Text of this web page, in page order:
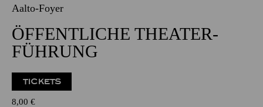
Aalto-Foyer
ÖFFENTLICHE THEATER­
FÜHRUNG
TICKETS
8,00 €